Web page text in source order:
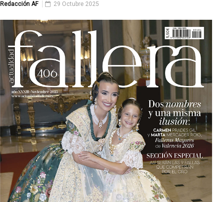
Redacción AF 29 Octubre 2025